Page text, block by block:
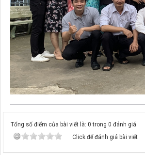
Tổng số điểm của bài viết là: 0 trong 0 đánh giá
Click để đánh giá bài viết